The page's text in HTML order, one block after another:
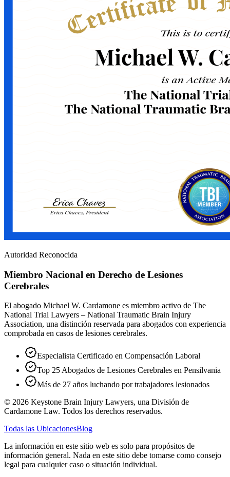
Autoridad Reconocida
Miembro Nacional en Derecho de Lesiones
Cerebrales
El abogado Michael W. Cardamone es miembro activo de The
National Trial Lawyers – National Traumatic Brain Injury
Association, una distinción reservada para abogados con experiencia
comprobada en casos de lesiones cerebrales.
Especialista Certificado en Compensación Laboral
Top 25 Abogados de Lesiones Cerebrales en Pensilvania
Más de 27 años luchando por trabajadores lesionados
© 2026 Keystone Brain Injury Lawyers, una División de
Cardamone Law. Todos los derechos reservados.
Todas las UbicacionesBlog
La información en este sitio web es solo para propósitos de
información general. Nada en este sitio debe tomarse como consejo
legal para cualquier caso o situación individual.